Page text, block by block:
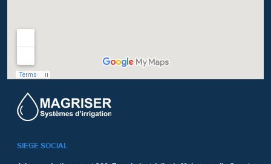
SIEGE SOCIAL